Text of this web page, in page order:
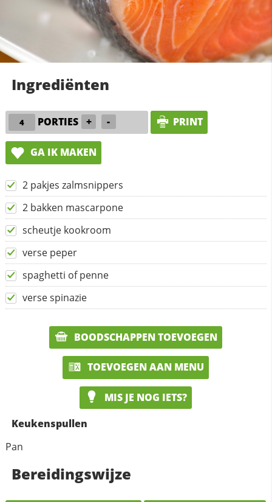
Ingrediënten
PORTIES + - PRINT
GA IK MAKEN
2 pakjes zalmsnippers
2 bakken mascarpone
scheutje kookroom
verse peper
spaghetti of penne
verse spinazie
BOODSCHAPPEN TOEVOEGEN
TOEVOEGEN AAN MENU
MIS JE NOG IETS?
Keukenspullen
Pan
Bereidingswijze